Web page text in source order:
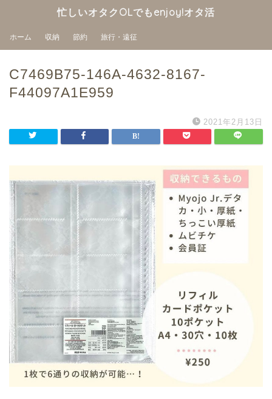
忙しいオタクOLでもenjoy!オタ活
ホーム 収納 節約 旅行・遠征
C7469B75-146A-4632-8167-
F44097A1E959
2021年2月13日